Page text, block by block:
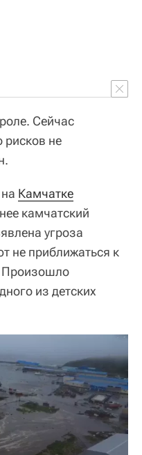
Сейчас
рисков не
Камчатке
камчатский
угроза
не приближаться к
Произошло
из детских